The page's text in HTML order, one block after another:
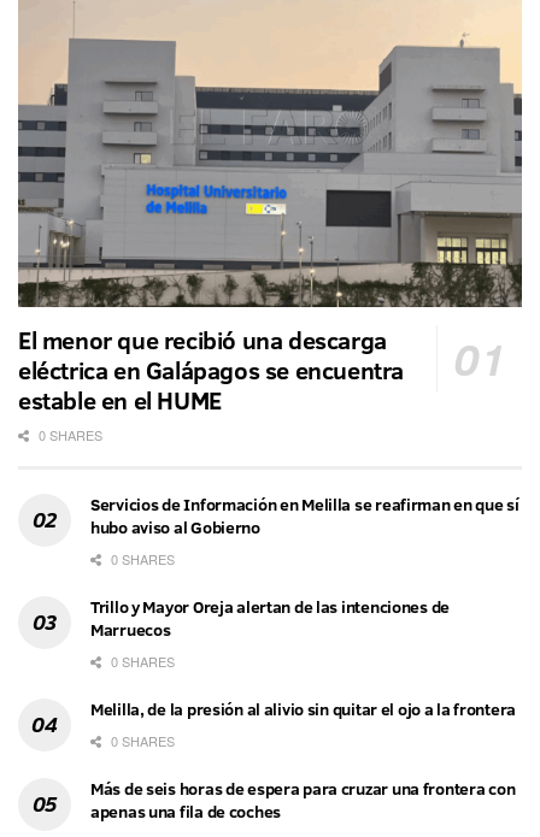
El menor que recibió una descarga
eléctrica en Galápagos se encuentra
estable en el HUME
0 SHARES
Servicios de Información en Melilla se reafirman en que sí
hubo aviso al Gobierno
0 SHARES
Trillo y Mayor Oreja alertan de las intenciones de
Marruecos
0 SHARES
Melilla, de la presión al alivio sin quitar el ojo a la frontera
0 SHARES
Más de seis horas de espera para cruzar una frontera con
apenas una fila de coches